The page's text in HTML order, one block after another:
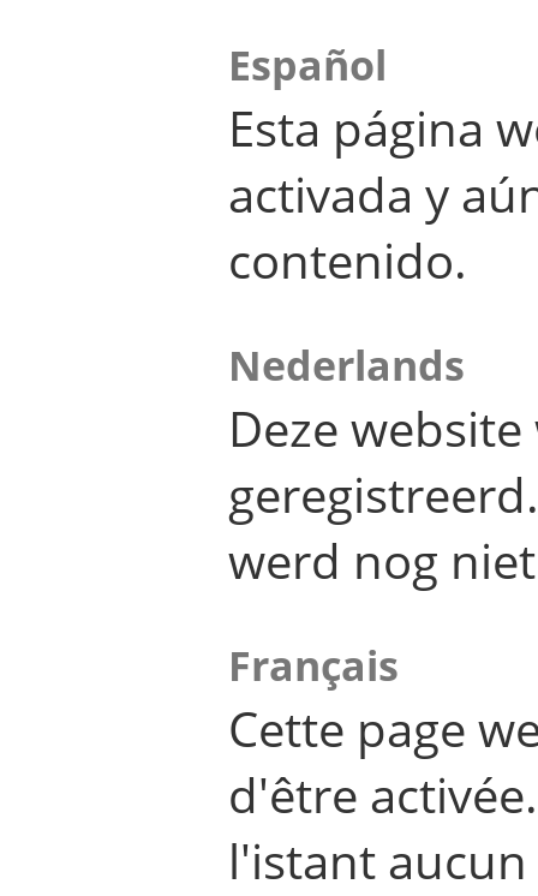
Español
Esta página
activada y
contenido.
Nederlands
Deze
werd nog
Français
Cette page
d'être
l'istant